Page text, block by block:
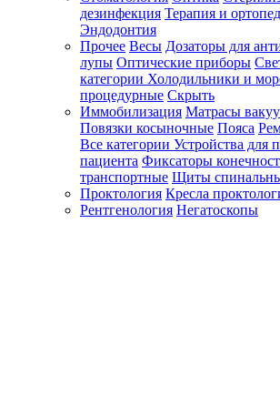
дезинфекция Терапия и
Эндодонтия
Прочее Весы Дозаторы для
лупы Оптические приборы
категории Холодильники и
процедурные Скрыть
Иммобилизация Матрасы
Повязки косыночные Пояса
Все категории Устройства для
пациента Фиксаторы
транспортные Щиты
Проктология Кресла
Рентгенология Негатоскопы